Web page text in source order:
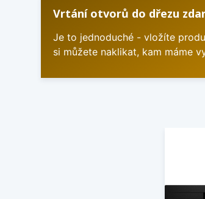
Vrtání otvorů do dřezu
Je to jednoduché - vložíte
si můžete naklikat, kam máme